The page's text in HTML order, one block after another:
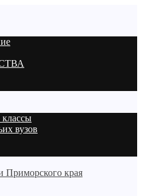
классы
вузов
Приморского края